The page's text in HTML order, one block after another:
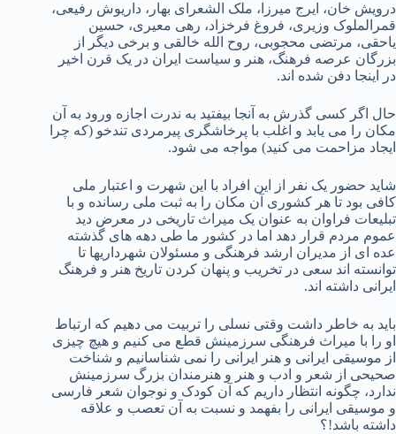
درویش خان، ایرج میرزا، ملک الشعرای بهار، داریوش رفیعی،
قمرالملوک وزیری، فروغ فرخزاد، رهی معیری، حسین
یاحقی، مرتضی محجوبی، روح الله خالقی و برخی دیگر از
بزرگان عرصه فرهنگ، هنر و سیاست ایران در یک قرن اخیر
در اینجا دفن شده اند.
حال اگر کسی گذرش به آنجا بیفتید به ندرت اجازه ورود به آن
مکان را می یابد و اغلب با پرخاشگری پیرمردی تندخو (که چرا
ایجاد مزاحمت می کنید) مواجه می شود.
شاید حضور یک نفر از این افراد با این شهرت و اعتبار ملی
کافی بود تا هر کشوری آن مکان را به ثبت ملی رسانده و با
تبلیعات فراوان به عنوان یک میراث تاریخی در معرض دید
عموم مردم قرار دهد اما در کشور ما طی دهه های گذشته
عده ای از مدیران ارشد فرهنگی و مسئولان شهرداریها تا
توانسته اند سعی در تخریب و پنهان کردن تاریخ هنر و فرهنگ
ایرانی داشته اند.
باید به خاطر داشت وقتی نسلی را تربیت می دهیم که ارتباط
او را با میراث فرهنگی سرزمینش قطع می کنیم و هیچ چیزی
از موسیقی ایرانی و هنر ایرانی را نمی شناسانیم و شناخت
صحیحی از شعر و ادب و هنر و هنرمندان بزرگ سرزمینش
ندارد، چگونه انتظار داریم که آن کودک و نوجوان شعر فارسی
و موسیقی ایرانی را بفهمد و نسبت به آن تعصب و علاقه
داشته باشد!؟